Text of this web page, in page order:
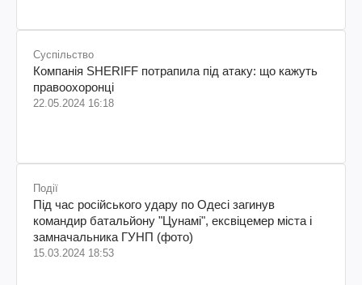
Суспільство
Компанія SHERIFF потрапила під атаку: що кажуть
правоохоронці
22.05.2024 16:18
Події
Під час російського удару по Одесі загинув
командир батальйону "Цунамі", ексвіцемер міста і
замначальника ГУНП (фото)
15.03.2024 18:53